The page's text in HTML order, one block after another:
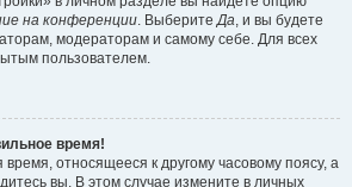
на конференции . Выберите Да , и вы будете
модераторам и самому себе. Для всех
пользователем.
время!
относящееся к другому часовому поясу, а
вы. В этом случае измените в личных